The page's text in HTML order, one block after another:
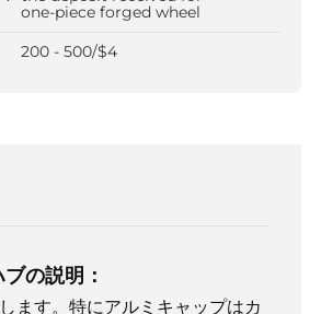
one-piece forged wheel
200 - 500/$4
の説明：
ます。特にアルミキャップはカ